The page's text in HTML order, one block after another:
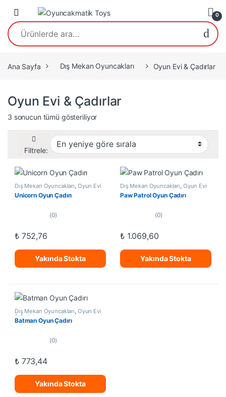
Open 0
Ara:
Ana Sayfa Dış Mekan Oyuncakları Oyun Evi & Çadırlar
Oyun Evi & Çadırlar
3 sonucun tümü gösteriliyorEn yeniye göre sıralandı
Filtrele:
Dış Mekan Oyuncakları, Oyun Evi
& Çadırlar
Unicorn Oyun Çadırı
u
t
f
(0)
₺752,76
Yakında Stokta
Dış Mekan Oyuncakları, Oyun Evi
& Çadırlar
Paw Patrol Oyun Çadırı
u
t
f
(0)
₺1.069,60
Yakında Stokta
Dış Mekan Oyuncakları, Oyun Evi
& Çadırlar
Batman Oyun Çadırı
u
f
(0)
₺773,44
Yakında Stokta